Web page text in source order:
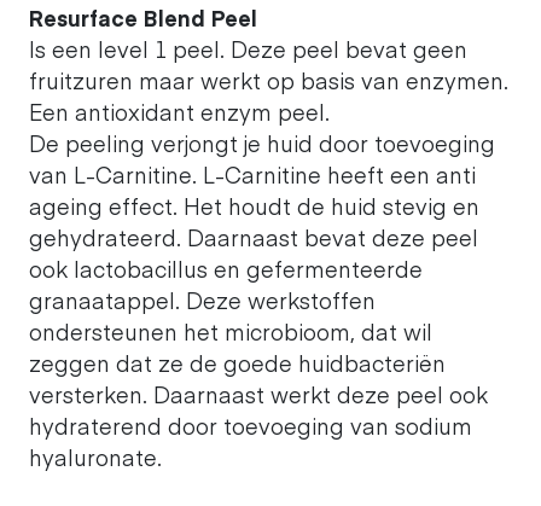
Resurface Blend Peel
Is een level 1 peel. Deze peel bevat geen
fruitzuren maar werkt op basis van enzymen.
Een antioxidant enzym peel.
De peeling verjongt je huid door toevoeging
van L-Carnitine. L-Carnitine heeft een anti
ageing effect. Het houdt de huid stevig en
gehydrateerd. Daarnaast bevat deze peel
ook lactobacillus en gefermenteerde
granaatappel. Deze werkstoffen
ondersteunen het microbioom, dat wil
zeggen dat ze de goede huidbacteriën
versterken. Daarnaast werkt deze peel ook
hydraterend door toevoeging van sodium
hyaluronate.